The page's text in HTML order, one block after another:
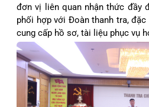
đơn vị liên quan nhận thức đầy
phối hợp với Đoàn thanh tra,
cung cấp hồ sơ, tài liệu phục vụ